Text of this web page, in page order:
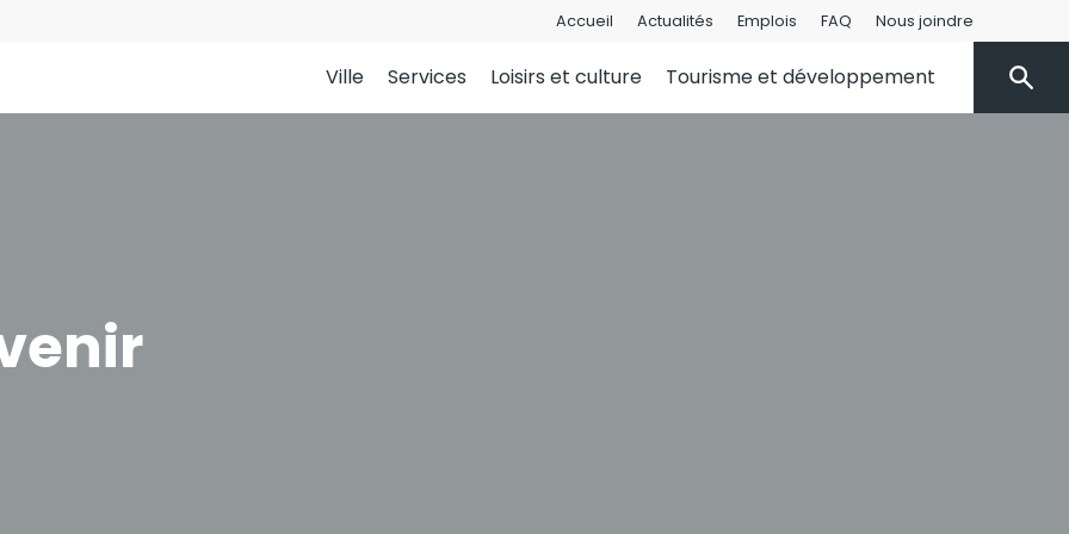
Accueil Actualités Emplois FAQ Nous joindre
Ville Services Loisirs et culture Tourisme et développement